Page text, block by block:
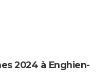
2024 à Enghien-